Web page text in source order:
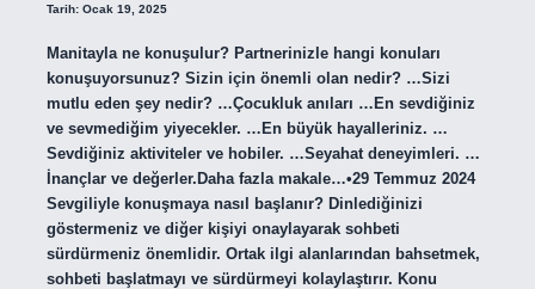
Tarih: Ocak 19, 2025
Manitayla ne konuşulur? Partnerinizle hangi konuları
konuşuyorsunuz? Sizin için önemli olan nedir? …Sizi
mutlu eden şey nedir? …Çocukluk anıları …En sevdiğiniz
ve sevmediğim yiyecekler. …En büyük hayalleriniz. …
Sevdiğiniz aktiviteler ve hobiler. …Seyahat deneyimleri. …
İnançlar ve değerler.Daha fazla makale…•29 Temmuz 2024
Sevgiliyle konuşmaya nasıl başlanır? Dinlediğinizi
göstermeniz ve diğer kişiyi onaylayarak sohbeti
sürdürmeniz önemlidir. Ortak ilgi alanlarından bahsetmek,
sohbeti başlatmayı ve sürdürmeyi kolaylaştırır. Konu